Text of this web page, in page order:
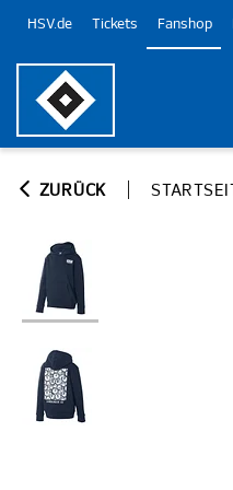
HSV.de Tickets Fanshop
ZURÜCK